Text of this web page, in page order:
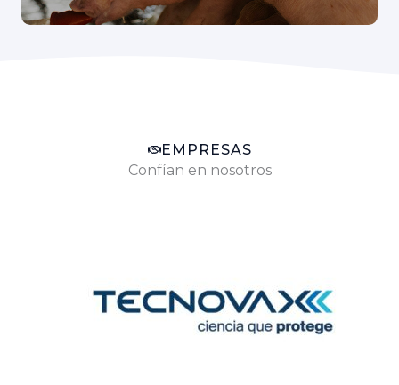
EMPRESAS
Confían en nosotros